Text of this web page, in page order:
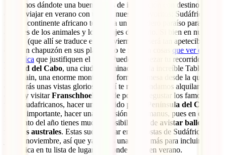
Seguimos dándote una buena dosis de inspiración con destinos a
donde viajar en verano con uno de nuestros favoritos: Sudáfrica. Al
sur del continente africano te espera un verdadero paraíso para los
amantes de los animales y los paisajes de infarto. Si bien en nuestro
verano (que allí se traduce en su invierno) no será tan apetecible
darte un chapuzón en sus playas, no te faltarán cosas que ver en
Sudáfrica que justifiquen el viaje. Puedes empezar tu recorrido por
Ciudad del Cabo, una ciudad dominada por la increíble Table
Mountain, una enorme montaña en forma de mesa desde la que
obtendrás unas vistas gloriosas. Allí te recomendamos alquilar un
coche y visitarFranschhoek
, donde podrás degustar los famosos
vinos sudafricanos, hacer un recorrido por la
Península del Cabo
lo más importante, hacer una excursión a Hermanus, pues en este
momento del año tienes muchas posibilidades de avistar ballenas
francas australes. Estas suelen estar en las costas de Sudáfrica de
julio a noviembre, así que ya tienes una razón más para incluir
Sudáfrica en tu lista de lugares a donde viajar en verano.